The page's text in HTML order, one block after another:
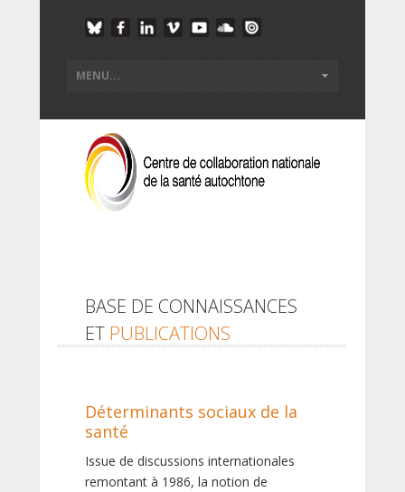
BASE DE CONNAISSANCES
ET PUBLICATIONS
Déterminants sociaux de la
santé
Issue de discussions internationales
remontant à 1986, la notion de